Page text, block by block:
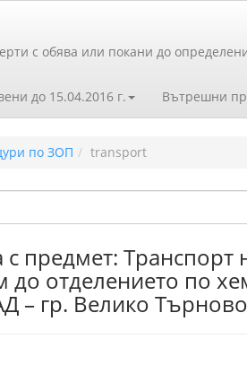
с обява или покани до
до 15.04.2016 г. Вътрешни
по ЗОП transport
предмет:
до отделението по
– гр. Велико